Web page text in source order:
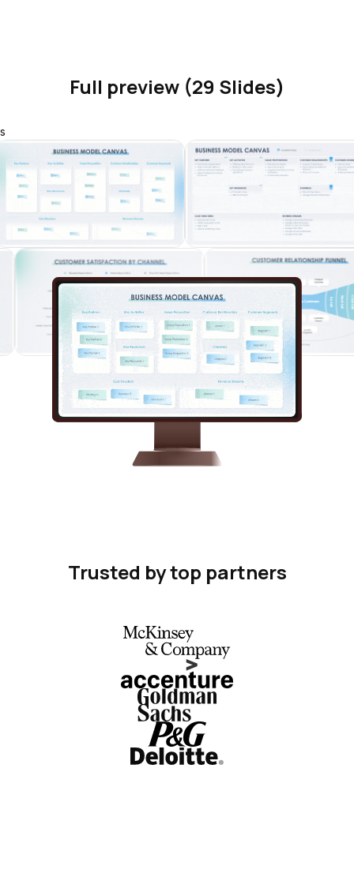
Full preview (29 Slides)
s
Trusted by top partners